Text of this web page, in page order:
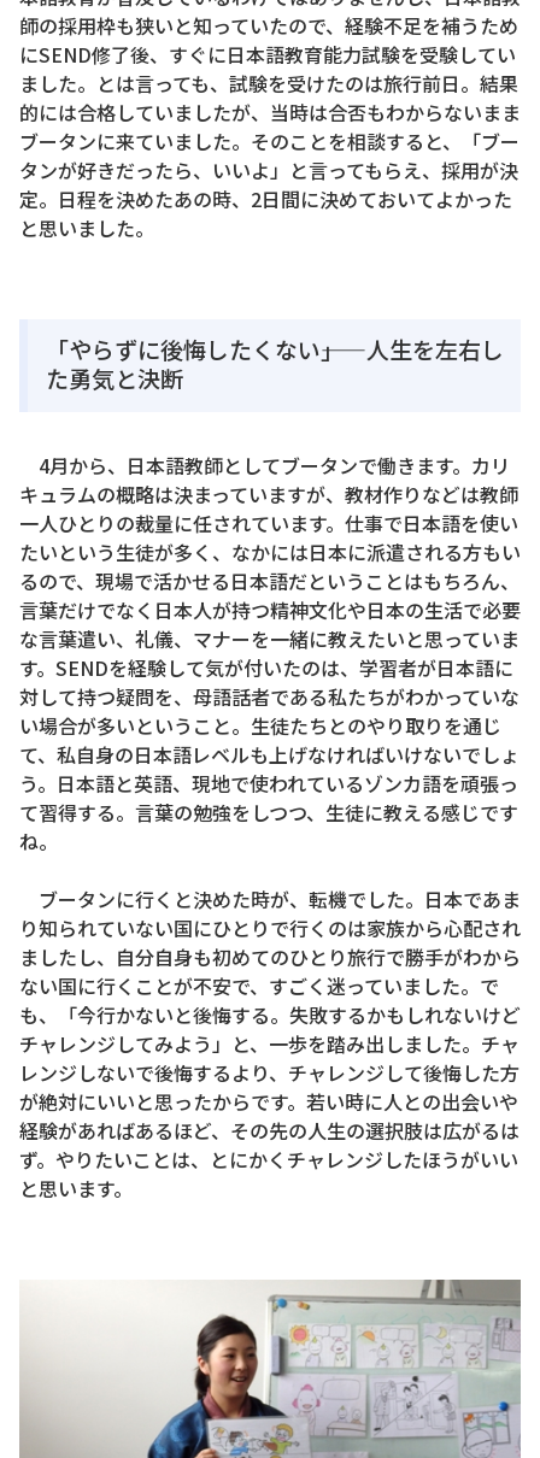
師の採用枠も狭いと知っていたので、経験不足を補うため
にSEND修了後、すぐに日本語教育能力試験を受験してい
ました。とは言っても、試験を受けたのは旅行前日。結果
的には合格していましたが、当時は合否もわからないまま
ブータンに来ていました。そのことを相談すると、「ブー
タンが好きだったら、いいよ」と言ってもらえ、採用が決
定。日程を決めたあの時、2日間に決めておいてよかった
と思いました。
「やらずに後悔したくない――」 人生を左右し
た勇気と決断
4月から、日本語教師としてブータンで働きます。カリ
キュラムの概略は決まっていますが、教材作りなどは教師
一人ひとりの裁量に任されています。仕事で日本語を使い
たいという生徒が多く、なかには日本に派遣される方もい
るので、現場で活かせる日本語だということはもちろん、
言葉だけでなく日本人が持つ精神文化や日本の生活で必要
な言葉遣い、礼儀、マナーを一緒に教えたいと思っていま
す。SENDを経験して気が付いたのは、学習者が日本語に
対して持つ疑問を、母語話者である私たちがわかっていな
い場合が多いということ。生徒たちとのやり取りを通じ
て、私自身の日本語レベルも上げなければいけないでしょ
う。日本語と英語、現地で使われているゾンカ語を頑張っ
て習得する。言葉の勉強をしつつ、生徒に教える感じです
ね。
ブータンに行くと決めた時が、転機でした。日本であま
り知られていない国にひとりで行くのは家族から心配され
ましたし、自分自身も初めてのひとり旅行で勝手がわから
ない国に行くことが不安で、すごく迷っていました。で
も、「今行かないと後悔する。失敗するかもしれないけど
チャレンジしてみよう」と、一歩を踏み出しました。チャ
レンジしないで後悔するより、チャレンジして後悔した方
が絶対にいいと思ったからです。若い時に人との出会いや
経験があればあるほど、その先の人生の選択肢は広がるは
ず。やりたいことは、とにかくチャレンジしたほうがいい
と思います。